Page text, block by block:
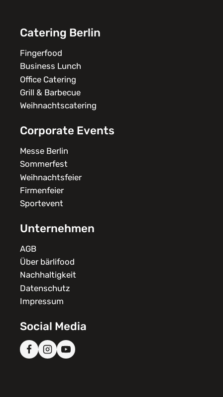
Catering Berlin
Fingerfood
Business Lunch
Office Catering
Grill & Barbecue
Weihnachtscatering
Corporate Events
Messe Berlin
Sommerfest
Weihnachtsfeier
Firmenfeier
Sportevent
Unternehmen
AGB
Über bärlifood
Nachhaltigkeit
Datenschutz
Impressum
Social Media